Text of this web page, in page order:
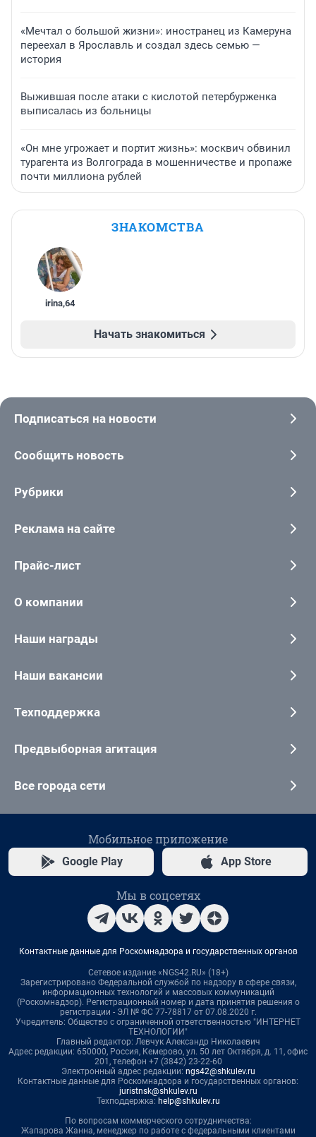
«Мечтал о большой жизни»: иностранец из Камеруна
переехал в Ярославль и создал здесь семью —
история
Выжившая после атаки с кислотой петербурженка
выписалась из больницы
«Он мне угрожает и портит жизнь»: москвич обвинил
турагента из Волгограда в мошенничестве и пропаже
почти миллиона рублей
ЗНАКОМСТВА
irina,64
Начать знакомиться
Подписаться на новости
Сообщить новость
Рубрики
Реклама на сайте
Прайс-лист
О компании
Наши награды
Наши вакансии
Техподдержка
Предвыборная агитация
Все города сети
Мобильное приложение
Google Play App Store
Мы в соцсетях
Контактные данные для Роскомнадзора и государственных органов
Сетевое издание «NGS42.RU» (18+)
Зарегистрировано Федеральной службой по надзору в сфере связи,
информационных технологий и массовых коммуникаций
(Роскомнадзор). Регистрационный номер и дата принятия решения о
регистрации - ЭЛ № ФС 77-78817 от 07.08.2020 г.
Учредитель: Общество с ограниченной ответственностью "ИНТЕРНЕТ
ТЕХНОЛОГИИ"
Главный редактор: Левчук Александр Николаевич
Адрес редакции: 650000, Россия, Кемерово, ул. 50 лет Октября, д. 11, офис
201, телефон +7 (3842) 23-22-60
Электронный адрес редакции: ngs42@shkulev.ru
Контактные данные для Роскомнадзора и государственных органов:
juristnsk@shkulev.ru
Техподдержка: help@shkulev.ru
По вопросам коммерческого сотрудничества:
Жапарова Жанна, менеджер по работе с федеральными клиентами